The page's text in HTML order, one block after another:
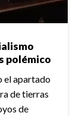
polémico
el apartado
de tierras
de